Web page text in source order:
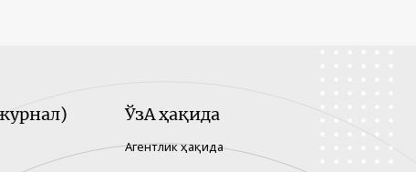
ЎзА ҳақида
Агентлик ҳақида